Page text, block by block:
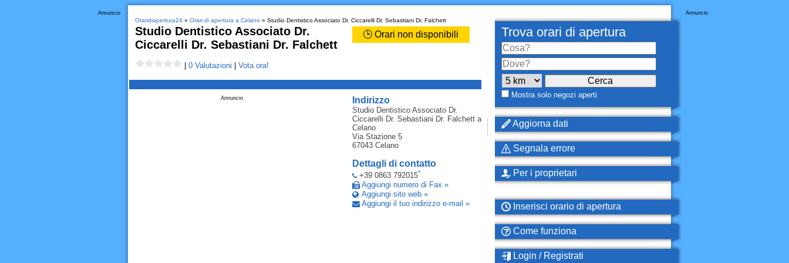
Annuncio
Oraridiapertura24» Orari di apertura a Celano» Studio Dentistico Associato Dr. Ciccarelli Dr. Sebastiani Dr. Falchett
Studio Dentistico Associato Dr.
Ciccarelli Dr. Sebastiani Dr. Falchett
🕒 Orari non disponibili
0 Valutazioni Vota ora!
Indirizzo
Studio Dentistico Associato Dr.
Ciccarelli Dr. Sebastiani Dr. Falchetta
Celano
Via Stazione 5
67043 Celano
Dettagli di contatto
+39 0863 792015*
Aggiungi numero di Fax »
Aggiungi sito web »
Aggiungi il tuo indirizzo e-mail »
Annuncio
Annuncio
Trova orari di apertura
Mostra solo negozi aperti
Aggiorna dati
Segnala errore
Per i proprietari
Inserisci orario di apertura
Come funziona
Login / Registrati